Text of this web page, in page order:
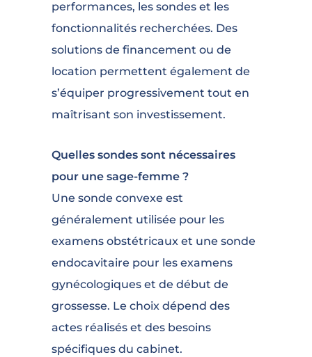
performances, les sondes et les
fonctionnalités recherchées. Des
solutions de financement ou de
location permettent également de
s’équiper progressivement tout en
maîtrisant son investissement.
Quelles sondes sont nécessaires
pour une sage-femme ?
Une sonde convexe est
généralement utilisée pour les
examens obstétricaux et une sonde
endocavitaire pour les examens
gynécologiques et de début de
grossesse. Le choix dépend des
actes réalisés et des besoins
spécifiques du cabinet.